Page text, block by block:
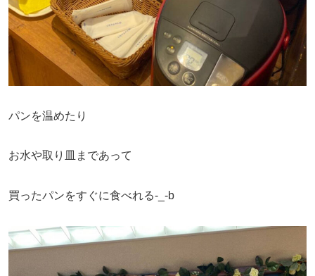
パンを温めたり
お水や取り皿まであって
買ったパンをすぐに食べれる-_-b